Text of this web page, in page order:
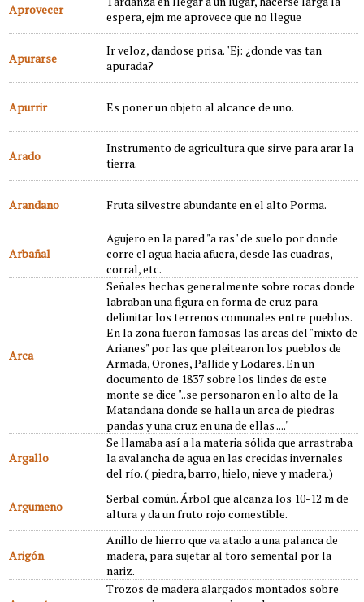
Aprovecer
espera, ejm me aprovece que no llegue
Apurarse
Ir veloz, dandose prisa. "Ej: ¿donde vas tan
apurada?
Apurrir Es poner un objeto al alcance de uno.
Arado
Instrumento de agricultura que sirve para arar la
tierra.
Arandano Fruta silvestre abundante en el alto Porma.
Arbañal
Agujero en la pared "a ras" de suelo por donde
corre el agua hacia afuera, desde las cuadras,
corral, etc.
Arca
Señales hechas generalmente sobre rocas donde
labraban una figura en forma de cruz para
delimitar los terrenos comunales entre pueblos.
En la zona fueron famosas las arcas del "mixto de
Arianes" por las que pleitearon los pueblos de
Armada, Orones, Pallide y Lodares. En un
documento de 1837 sobre los lindes de este
monte se dice "..se personaron en lo alto de la
Matandana donde se halla un arca de piedras
pandas y una cruz en una de ellas ...."
Argallo
Se llamaba así a la materia sólida que arrastraba
la avalancha de agua en las crecidas invernales
del río. ( piedra, barro, hielo, nieve y madera.)
Argumeno
Serbal común. Árbol que alcanza los 10-12 m de
altura y da un fruto rojo comestible.
Arigón
Anillo de hierro que va atado a una palanca de
madera, para sujetar al toro semental por la
nariz.
Trozos de madera alargados montados sobre